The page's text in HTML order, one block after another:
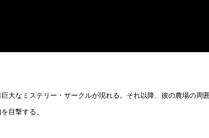
大なミステリー・サークルが現れる。それ以降、彼の農場の周
目撃する。